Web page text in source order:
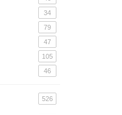
34
79
47
105
46
526